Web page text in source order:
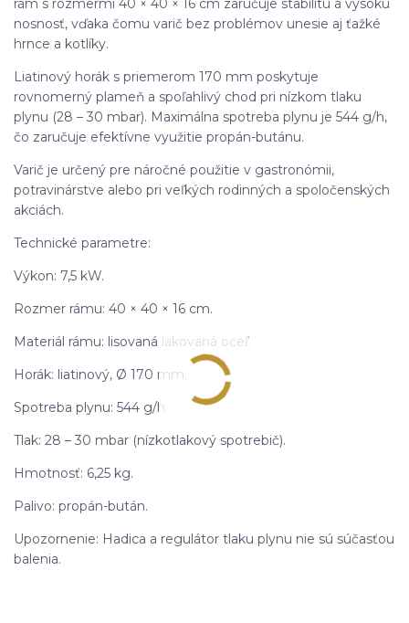
rám s rozmermi 40 × 40 × 16 cm zaručuje stabilitu a vysokú
nosnosť, vďaka čomu varič bez problémov unesie aj ťažké
hrnce a kotlíky.
Liatinový horák s priemerom 170 mm poskytuje
rovnomerný plameň a spoľahlivý chod pri nízkom tlaku
plynu (28 – 30 mbar). Maximálna spotreba plynu je 544 g/h,
čo zaručuje efektívne využitie propán-butánu.
Varič je určený pre náročné použitie v gastronómii,
potravinárstve alebo pri veľkých rodinných a spoločenských
akciách.
Technické parametre:
Výkon: 7,5 kW.
Rozmer rámu: 40 × 40 × 16 cm.
Materiál rámu: lisovaná lakovaná oceľ.
Horák: liatinový, Ø 170 mm.
Spotreba plynu: 544 g/h.
Tlak: 28 – 30 mbar (nízkotlakový spotrebič).
Hmotnosť: 6,25 kg.
Palivo: propán-bután.
Upozornenie: Hadica a regulátor tlaku plynu nie sú súčasťou
balenia.